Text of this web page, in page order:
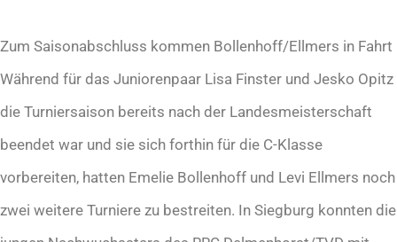
Zum Saisonabschluss kommen Bollenhoff/Ellmers in Fahrt
Während für das Juniorenpaar Lisa Finster und Jesko Opitz
die Turniersaison bereits nach der Landesmeisterschaft
beendet war und sie sich forthin für die C-Klasse
vorbereiten, hatten Emelie Bollenhoff und Levi Ellmers noch
zwei weitere Turniere zu bestreiten. In Siegburg konnten die